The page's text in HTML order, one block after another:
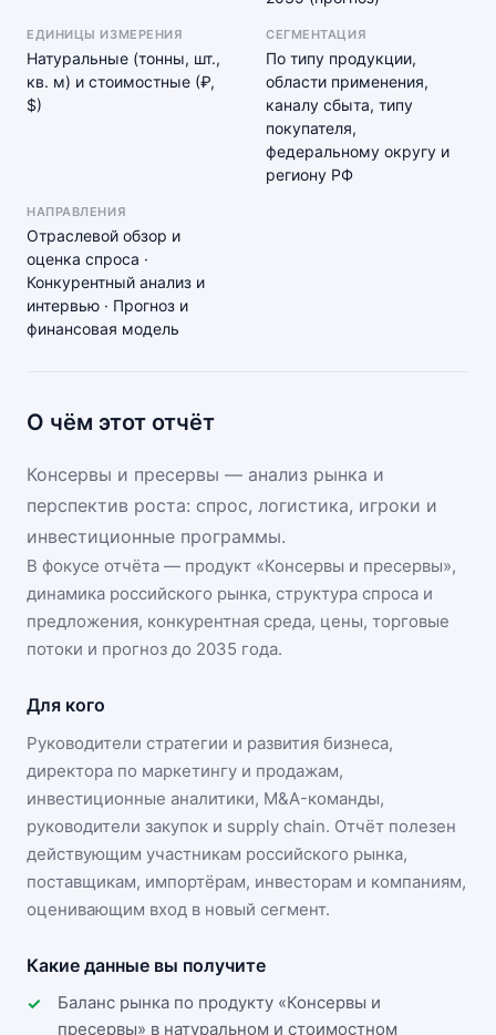
ЕДИНИЦЫ ИЗМЕРЕНИЯ
Натуральные (тонны, шт.,
кв. м) и стоимостные (₽,
$)
СЕГМЕНТАЦИЯ
По типу продукции,
области применения,
каналу сбыта, типу
покупателя,
федеральному округу и
региону РФ
НАПРАВЛЕНИЯ
Отраслевой обзор и
оценка спроса ·
Конкурентный анализ и
интервью · Прогноз и
финансовая модель
О чём этот отчёт
Консервы и пресервы — анализ рынка и
перспектив роста: спрос, логистика, игроки и
инвестиционные программы.
В фокусе отчёта — продукт «Консервы и пресервы»,
динамика российского рынка, структура спроса и
предложения, конкурентная среда, цены, торговые
потоки и прогноз до 2035 года.
Для кого
Руководители стратегии и развития бизнеса,
директора по маркетингу и продажам,
инвестиционные аналитики, M&A-команды,
руководители закупок и supply chain. Отчёт полезен
действующим участникам российского рынка,
поставщикам, импортёрам, инвесторам и компаниям,
оценивающим вход в новый сегмент.
Какие данные вы получите
Баланс рынка по продукту «Консервы и
пресервы» в натуральном и стоимостном